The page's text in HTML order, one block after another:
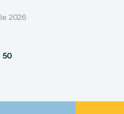
2026
50